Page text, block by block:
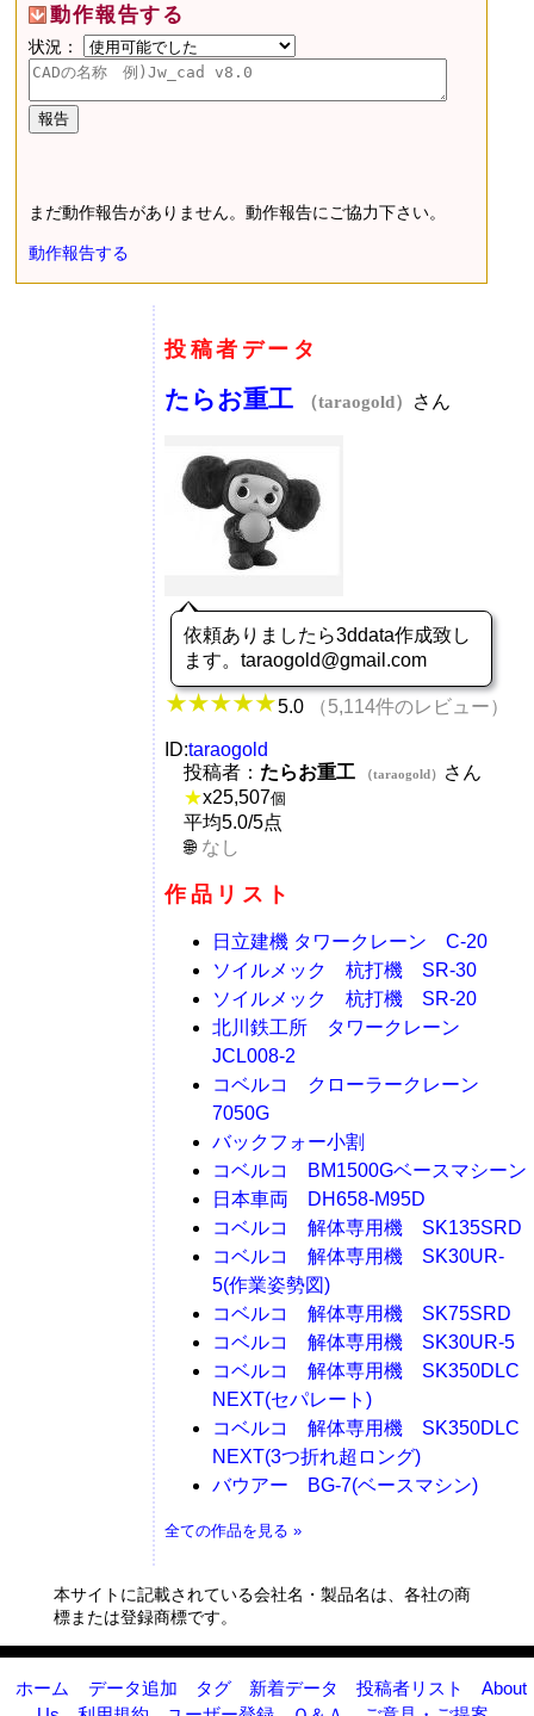
動作報告する
状況：
まだ動作報告がありません。動作報告にご協力下さい。
動作報告する
投稿者データ
たらお重工 （taraogold） さん
依頼ありましたら3ddata作成致し
ます。taraogold@gmail.com
5.0 （5,114件のレビュー）
ID:taraogold
投稿者： たらお重工 （taraogold）
さん
★x25,507個
平均5.0/5点
なし
作品リスト
日立建機 タワークレーン C-20
ソイルメック 杭打機 SR-30
ソイルメック 杭打機 SR-20
北川鉄工所 タワークレーン
JCL008-2
コベルコ クローラークレーン
7050G
バックフォー小割
コベルコ BM1500Gベースマシーン
日本車両 DH658-M95D
コベルコ 解体専用機 SK135SRD
コベルコ 解体専用機 SK30UR-
5(作業姿勢図)
コベルコ 解体専用機 SK75SRD
コベルコ 解体専用機 SK30UR-5
コベルコ 解体専用機 SK350DLC
NEXT(セパレート)
コベルコ 解体専用機 SK350DLC
NEXT(3つ折れ超ロング)
バウアー BG-7(ベースマシン)
全ての作品を見る »
本サイトに記載されている会社名・製品名は、各社の商
標または登録商標です。
ホーム データ追加 タグ 新着データ 投稿者リスト
About